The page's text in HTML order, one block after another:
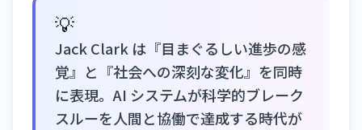
💡
Jack Clark は『目まぐるしい進歩の感
覚』と『社会への深刻な変化』を同時
に表現。AI システムが科学的ブレーク
スルーを人間と協働で達成する時代が